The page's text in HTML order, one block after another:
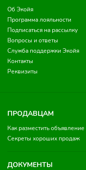
Об Экойя
Программа лояльности
Подписаться на рассылку
Вопросы и ответы
Служба поддержки Экойя
Контакты
Реквизиты
ПРОДАВЦАМ
Как разместить объявление
Секреты хороших продаж
ДОКУМЕНТЫ